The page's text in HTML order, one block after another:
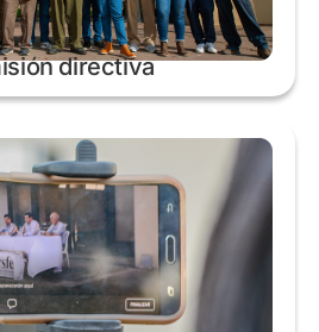
directiva